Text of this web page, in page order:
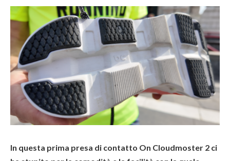
In questa prima presa di contatto On Cloudmoster 2 ci